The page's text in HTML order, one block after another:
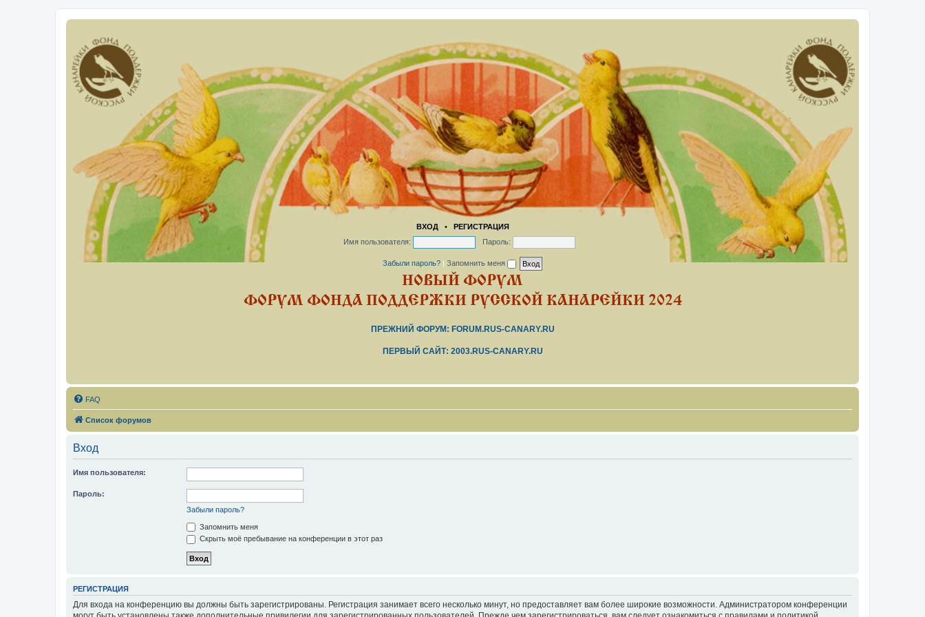
ВХОД• РЕГИСТРАЦИЯ
Имя пользователя:
Пароль:
Забыли пароль? | Запомнить меня
НОВЫЙ ФОРУМ
ФОРУМ ФОНДА ПОДДЕРЖКИ РУССКОЙ КАНАРЕЙКИ 2024
ПРЕЖНИЙ ФОРУМ: FORUM.RUS-CANARY.RU
ПЕРВЫЙ САЙТ: 2003.RUS-CANARY.RU
FAQ
Список форумов
Вход
Имя пользователя:
Пароль:
Забыли пароль?
Запомнить меня
Скрыть моё пребывание на конференции в этот раз
РЕГИСТРАЦИЯ
Для входа на конференцию вы должны быть зарегистрированы. Регистрация занимает всего несколько минут, но предоставляет вам более широкие возможности. Администратором конференции